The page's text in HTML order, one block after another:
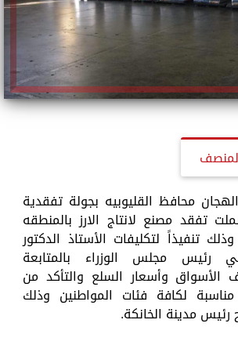
محافظ القليوبيه بجولة تفقدية
تفقد مصنع لانتاج الارز بالمنطقه
وذلك تنفيذاً لتكليفات الأستاذ الدكتور
رئيس مجلس الوزراء بالمتابعة
الأسواق وأسعار السلع والتأكد من
مناسبة لكافة فئات المواطنين وذلك
مدينة الخانكة.